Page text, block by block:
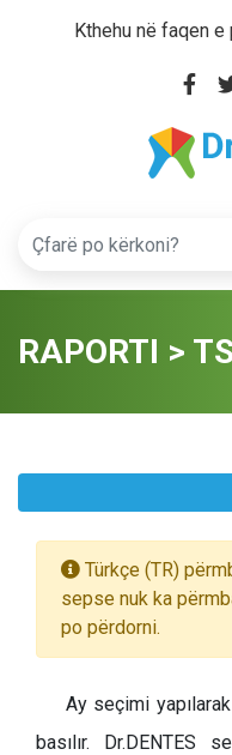
Kthehu në faqen
RAPORTI >
Türkçe (TR)
sepse nuk ka
po përdorni.
Ay seçimi yapılarak
basılır. Dr.DENTES